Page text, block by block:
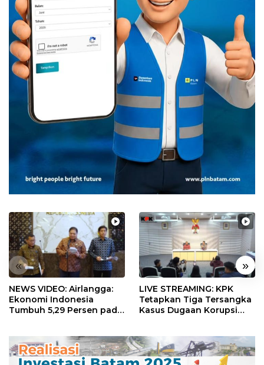
« »
NEWS VIDEO: Airlangga:
Ekonomi Indonesia
Tumbuh 5,29 Persen pada
LIVE STREAMING: KPK
Tetapkan Tiga Tersangka
Kasus Dugaan Korupsi